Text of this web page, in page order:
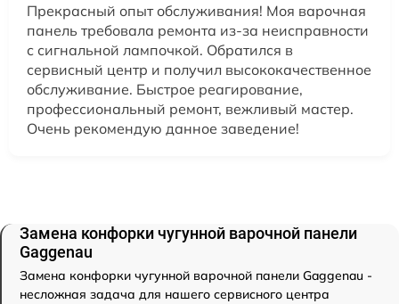
Прекрасный опыт обслуживания! Моя варочная
панель требовала ремонта из-за неисправности
с сигнальной лампочкой. Обратился в
сервисный центр и получил высококачественное
обслуживание. Быстрое реагирование,
профессиональный ремонт, вежливый мастер.
Очень рекомендую данное заведение!
Замена конфорки чугунной варочной панели
Gaggenau
Замена конфорки чугунной варочной панели Gaggenau -
несложная задача для нашего сервисного центра